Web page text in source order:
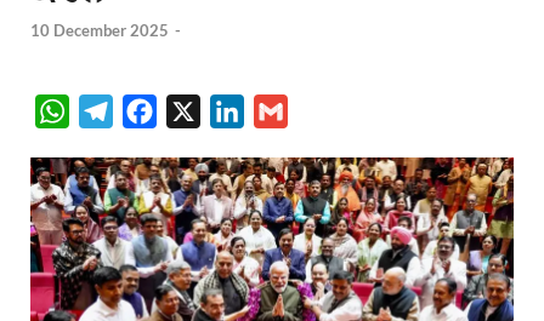
10 December 2025 -
W
a
t
s
A
p
l
e
g
r
a
c
e
b
o
o
n
k
e
d
I
a
i
l